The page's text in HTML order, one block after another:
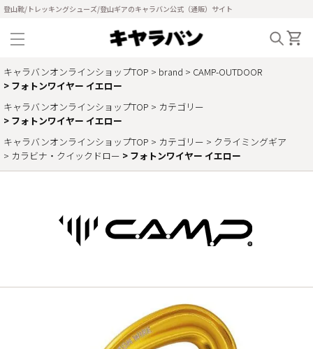
登山靴/トレッキングシューズ/登山ギアのキャラバン公式（通販）サイト
キャラバンオンラインショップTOP brand
CAMP-OUTDOOR
フォトンワイヤー イエロー
キャラバンオンラインショップTOP
カテゴリー
フォトンワイヤー イエロー
キャラバンオンラインショップTOP
カテゴリー
クライミングギア
カラビナ・クイックドロー
フォトンワイヤー イエロー